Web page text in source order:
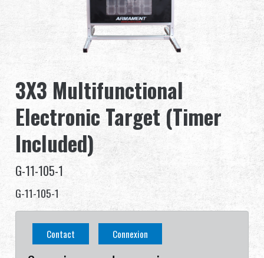
À propos de nous
Competitions & Event
Support
Se connecter
繁體中文 English (US)
Français
3X3 Multifunctional
Electronic Target (Timer
Included)
G-11-105-1
G-11-105-1
Contact Connexion